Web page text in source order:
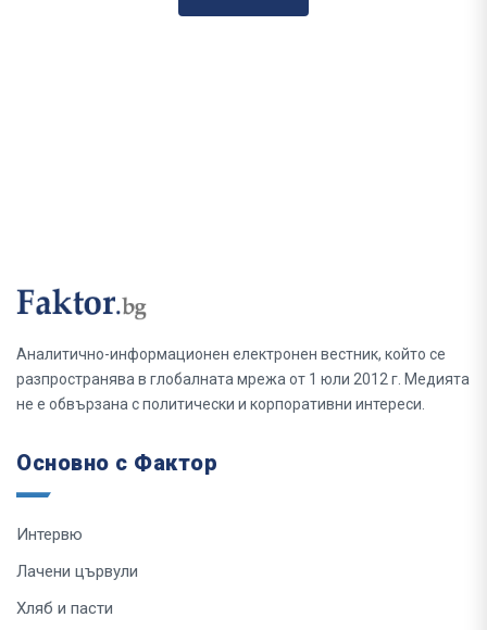
Аналитично-информационен електронен вестник, който се
разпространява в глобалната мрежа от 1 юли 2012 г. Медията
не е обвързана с политически и корпоративни интереси.
Основно с Фактор
Интервю
Лачени цървули
Хляб и пасти